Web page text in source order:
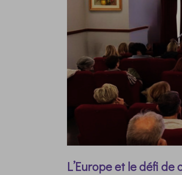
L’Europe et le défi